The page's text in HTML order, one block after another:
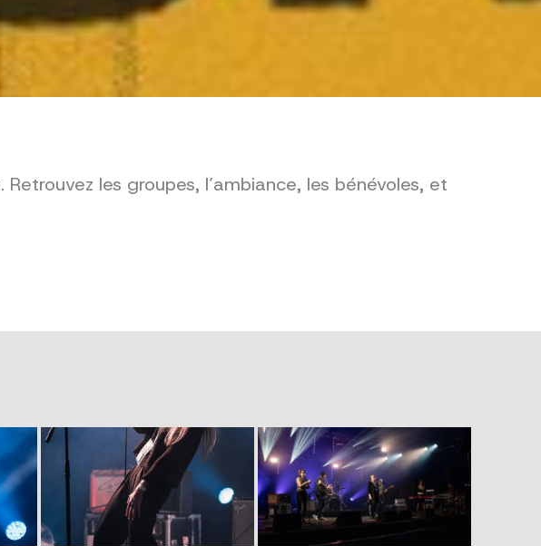
les groupes, l’ambiance, les bénévoles, et